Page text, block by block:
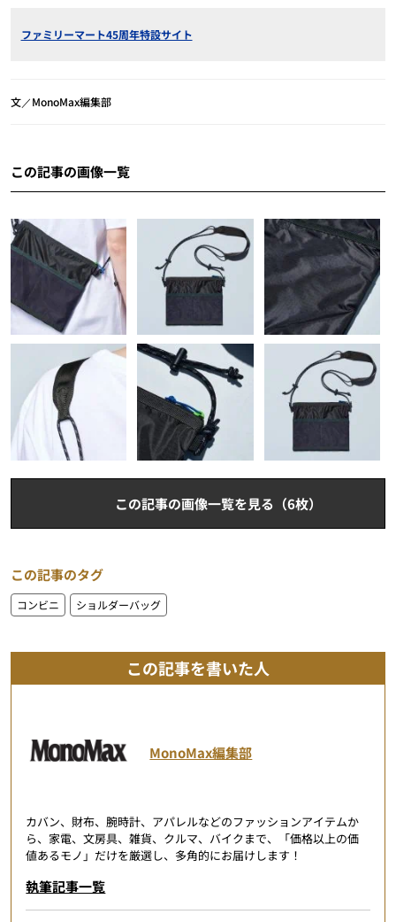
ファミリーマート45周年特設サイト
文／MonoMax編集部
この記事の画像一覧
この記事の画像一覧を見る（6枚）
この記事のタグ
コンビニ ショルダーバッグ
この記事を書いた人
MonoMax編集部
カバン、財布、腕時計、アパレルなどのファッションアイテムか
ら、家電、文房具、雑貨、クルマ、バイクまで、「価格以上の価
値あるモノ」だけを厳選し、多角的にお届けします！
執筆記事一覧